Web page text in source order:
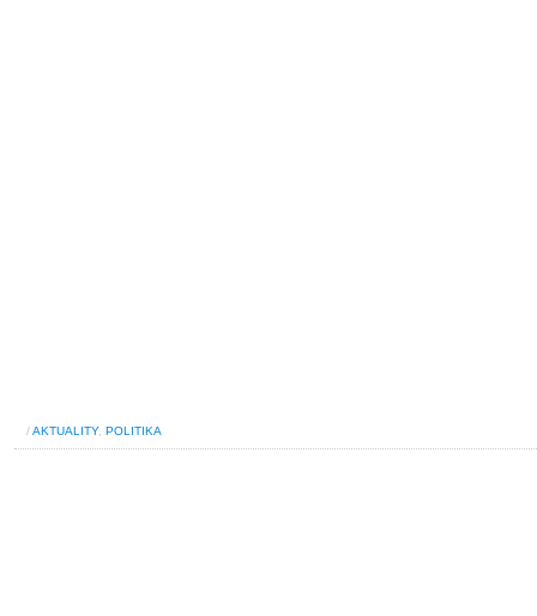
/AKTUALITY, POLITIKA